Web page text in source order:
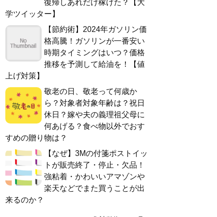
復帰しあれだけ稼げた？【大
学ツイッター】
【節約術】2024年ガソリン価
格高騰！ガソリンが一番安い
時期タイミングはいつ？価格
推移を予測して給油を！【値
上げ対策】
敬老の日、敬老って何歳か
ら？対象者対象年齢は？祝日
休日？嫁や夫の義理祖父母に
何あげる？食べ物以外でおす
すめの贈り物は？
【なぜ】3Mの付箋ポストイッ
トが販売終了・停止・欠品！
強粘着・かわいいアマゾンや
楽天などでまた買うことが出
来るのか？